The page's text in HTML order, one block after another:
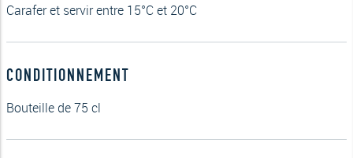
Carafer et servir entre 15°C et 20°C
CONDITIONNEMENT
Bouteille de 75 cl